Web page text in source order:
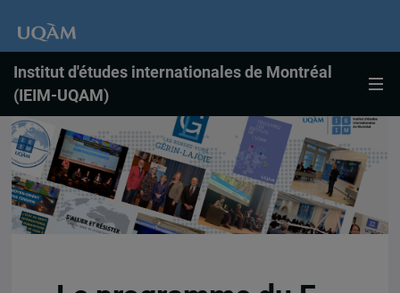
Institut d'études internationales de Montréal
(IEIM-UQAM)